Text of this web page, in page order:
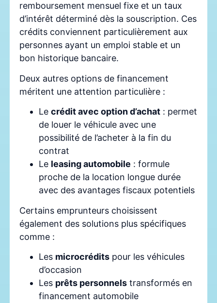
remboursement mensuel fixe et un taux
d’intérêt déterminé dès la souscription. Ces
crédits conviennent particulièrement aux
personnes ayant un emploi stable et un
bon historique bancaire.
Deux autres options de financement
méritent une attention particulière :
Le crédit avec option d’achat : permet
de louer le véhicule avec une
possibilité de l’acheter à la fin du
contrat
Le leasing automobile : formule
proche de la location longue durée
avec des avantages fiscaux potentiels
Certains emprunteurs choisissent
également des solutions plus spécifiques
comme :
Les microcrédits pour les véhicules
d’occasion
Les prêts personnels transformés en
financement automobile